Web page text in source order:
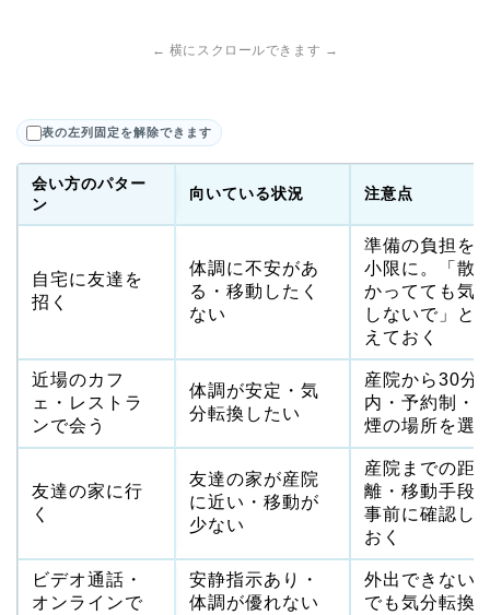
← 横にスクロールできます →
表の左列固定を解除できます
会い方のパター
ン
向いている状況 注意点
自宅に友達を
招く
体調に不安があ
る・移動したく
ない
準備の負担を
小限に。「散
かってても気
しないで」と
えておく
近場のカフ
ェ・レストラ
ンで会う
体調が安定・気
分転換したい
産院から30分
内・予約制・
煙の場所を選
友達の家に行
く
友達の家が産院
に近い・移動が
少ない
産院までの距
離・移動手段
事前に確認し
おく
ビデオ通話・
オンラインで
安静指示あり・
体調が優れない
外出できない
でも気分転換